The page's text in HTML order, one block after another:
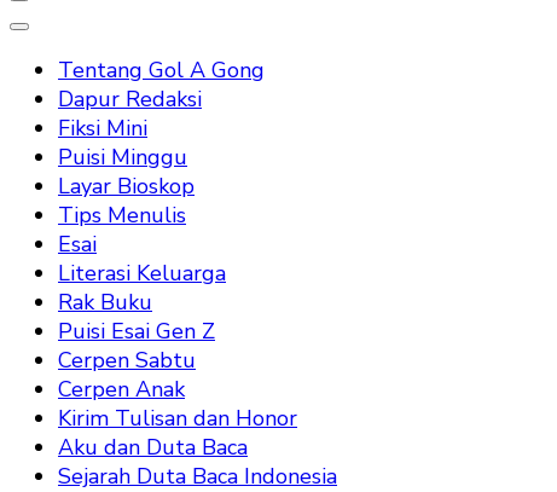
Tentang Gol A Gong
Dapur Redaksi
Fiksi Mini
Puisi Minggu
Layar Bioskop
Tips Menulis
Esai
Literasi Keluarga
Rak Buku
Puisi Esai Gen Z
Cerpen Sabtu
Cerpen Anak
Kirim Tulisan dan Honor
Aku dan Duta Baca
Sejarah Duta Baca Indonesia